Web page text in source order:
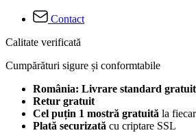
Contact
Calitate verificată
Cumpărături sigure și conformtabile
România: Livrare standard
Retur gratuit
Cel puțin 1 mostră gratuită la
Plată securizată cu criptare SSL